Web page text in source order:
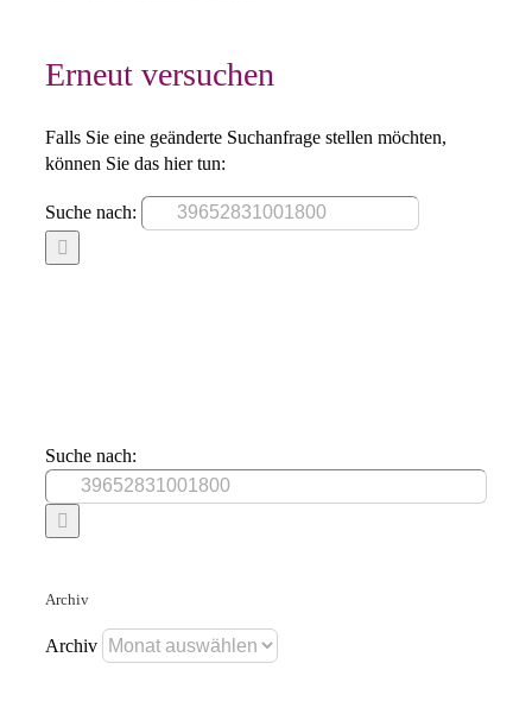
Erneut versuchen
Falls Sie eine geänderte Suchanfrage stellen möchten,
können Sie das hier tun:
Suche nach:
Suche nach:
Archiv
Archiv